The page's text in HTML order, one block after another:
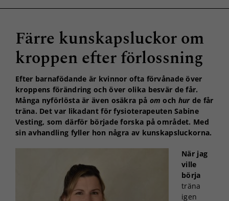
Färre kunskapsluckor om
kroppen efter förlossning
Efter barnafödande är kvinnor ofta förvånade över
kroppens förändring och över olika besvär de får.
Många nyförlösta är även osäkra på om och hur de får
träna. Det var likadant för fysioterapeuten Sabine
Vesting, som därför började forska på området. Med
sin avhandling fyller hon några av kunskapsluckorna.
När jag
ville
börja
träna
igen